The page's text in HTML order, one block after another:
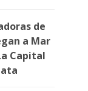
de
a Mar
Capital